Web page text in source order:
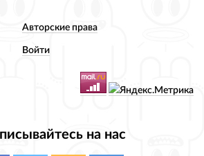
Авторские права
Войти
на нас